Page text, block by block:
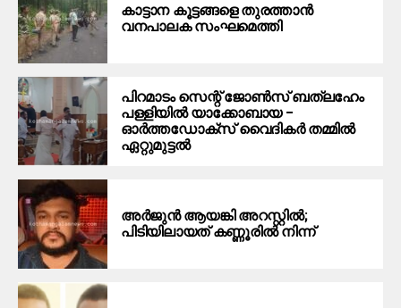
കാട്ടാന കൂട്ടങ്ങളെ തുരത്താന്‍
വനപാലക സംഘമെത്തി
പിറമാടം സെന്റ് ജോണ്‍സ് ബത്ലഹേം
പള്ളിയില്‍ യാക്കോബായ –
ഓര്‍ത്തഡോക്‌സ് വൈദികര്‍ തമ്മില്‍
ഏറ്റുമുട്ടല്‍
അർജുൻ ആയങ്കി അറസ്റ്റിൽ;
പിടിയിലായത് കണ്ണൂരിൽ നിന്ന്